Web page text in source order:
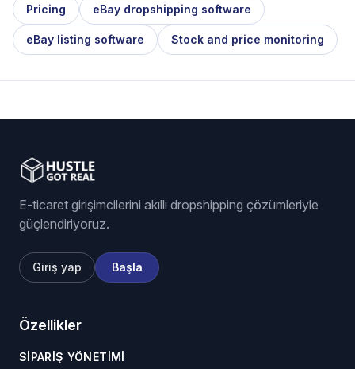
Pricing eBay dropshipping software
eBay listing software Stock and price monitoring
E-ticaret girişimcilerini akıllı dropshipping çözümleriyle
güçlendiriyoruz.
Giriş yap Başla
Özellikler
SIPARIŞ YÖNETIMI